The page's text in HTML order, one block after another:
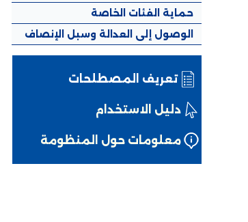
حماية الفئات الخاصة
الوصول إلى العدالة وسبل الإنصاف
تعريف المصطلحات
دليل الاستخدام
معلومات حول المنظومة